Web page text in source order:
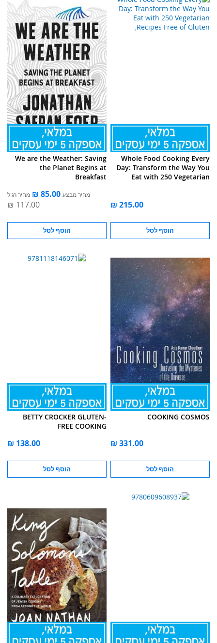
Whole Food Cooking Every
Day: Transform the Way You
Eat with 250 Vegetarian
הוסף לסל
We are the Weather: Saving
the Planet Begins at
Breakfast
מחיר מבצע מחיר רגיל
הוסף לסל
COOKING COSMOS
הוסף לסל
BETTY CROCKER GLUTEN-
FREE COOKING
הוסף לסל